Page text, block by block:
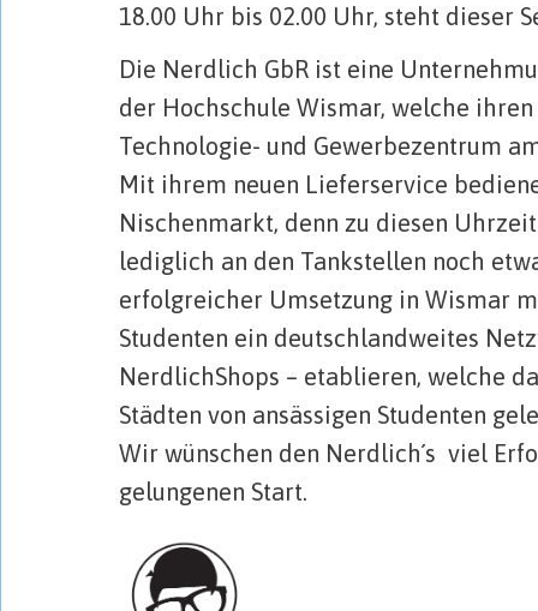
18.00 Uhr bis 02.00 Uhr, steht dieser
Die Nerdlich GbR ist eine
der Hochschule Wismar, welche
Technologie- und Gewerbezentrum
Mit ihrem neuen Lieferservice
Nischenmarkt, denn zu diesen
lediglich an den Tankstellen noch
erfolgreicher Umsetzung in Wismar
Studenten ein deutschlandweites
NerdlichShops – etablieren, welche
Städten von ansässigen Studenten
Wir wünschen den Nerdlich´s viel
gelungenen Start.